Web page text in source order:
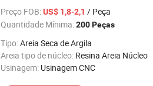
Preço FOB:US$ 1,8-2,1 / Peça
Quantidade Mínima:200 Peças
Tipo:Areia Seca de Argila
Areia tipo de núcleo: Resina Areia Núcleo
Usinagem: Usinagem CNC